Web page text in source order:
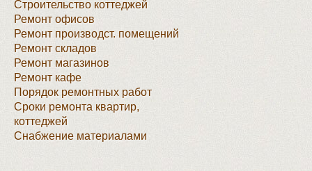
Строительство коттеджей
Ремонт офисов
Ремонт производст. помещений
Ремонт складов
Ремонт магазинов
Ремонт кафе
Порядок ремонтных работ
Сроки ремонта квартир,
коттеджей
Снабжение материалами